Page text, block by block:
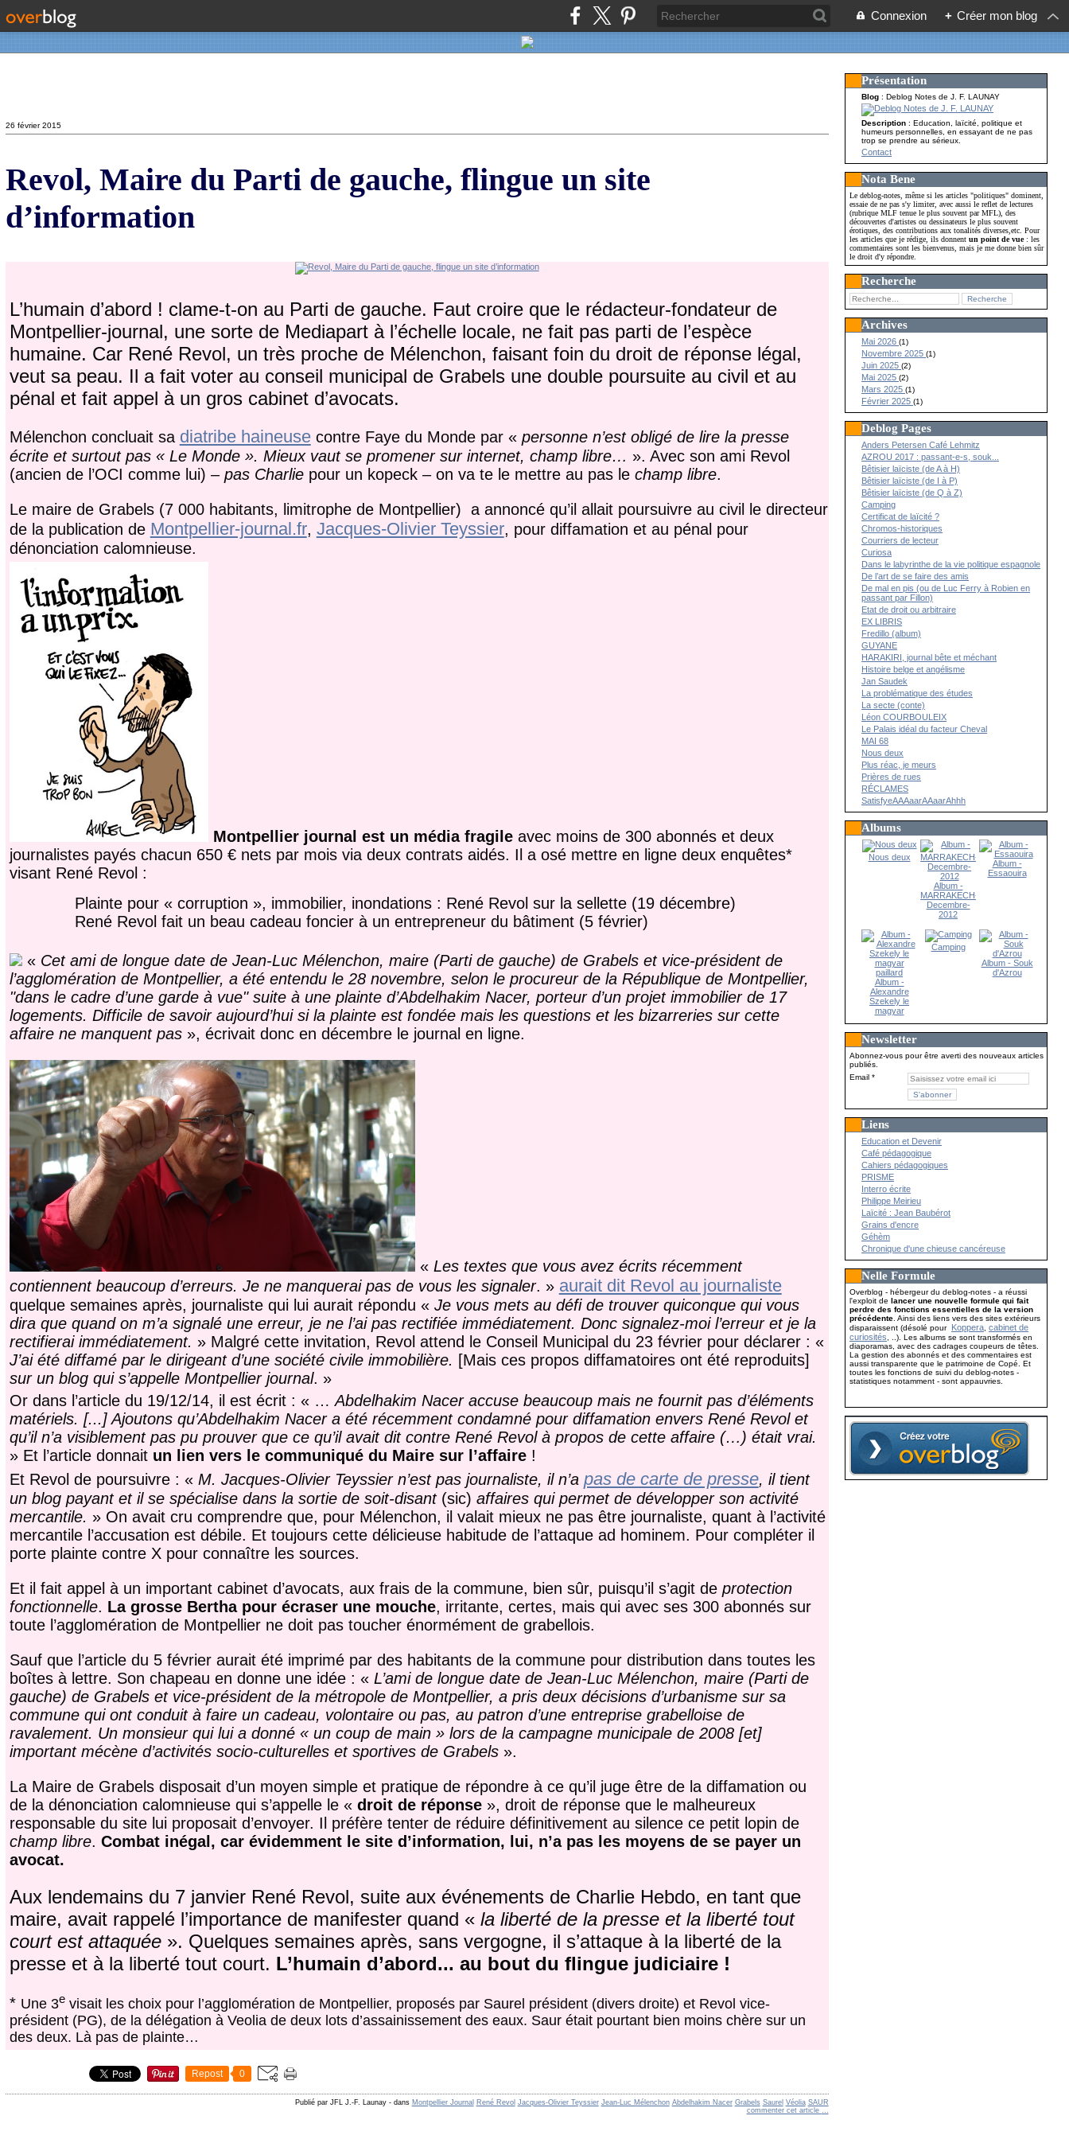
Connexion + Créer mon blog
26 février 2015
Revol, Maire du Parti de gauche, flingue un site
d’information
L’humain d’abord ! clame-t-on au Parti de gauche. Faut croire que le rédacteur-fondateur de
Montpellier-journal, une sorte de Mediapart à l’échelle locale, ne fait pas parti de l’espèce
humaine. Car René Revol, un très proche de Mélenchon, faisant foin du droit de réponse légal,
veut sa peau. Il a fait voter au conseil municipal de Grabels une double poursuite au civil et au
pénal et fait appel à un gros cabinet d’avocats.
Mélenchon concluait sa diatribe haineusecontre Faye du Monde par « personne n’est obligé de lire la presse
écrite et surtout pas « Le Monde ». Mieux vaut se promener sur internet, champ libre… ». Avec son ami Revol
(ancien de l’OCI comme lui) – pas Charliepour un kopeck – on va te le mettre au pas le champ libre.
Le maire de Grabels (7 000 habitants, limitrophe de Montpellier) a annoncé qu’il allait poursuivre au civil le directeur
de la publication de Montpellier-journal.fr, Jacques-Olivier Teyssier, pour diffamation et au pénal pour
dénonciation calomnieuse.
Montpellier journal est un média fragileavec moins de 300 abonnés et deux
journalistes payés chacun 650 € nets par mois via deux contrats aidés. Il a osé mettre en ligne deux enquêtes*
visant René Revol :
Plainte pour « corruption », immobilier, inondations : René Revol sur la sellette (19 décembre)
René Revol fait un beau cadeau foncier à un entrepreneur du bâtiment (5 février)
« Cet ami de longue date de Jean-Luc Mélenchon, maire (Parti de gauche) de Grabels et vice-président de
l’agglomération de Montpellier, a été entendu le 28 novembre, selon le procureur de la République de Montpellier,
"dans le cadre d’une garde à vue" suite à une plainte d’Abdelhakim Nacer, porteur d’un projet immobilier de 17
logements. Difficile de savoir aujourd’hui si la plainte est fondée mais les questions et les bizarreries sur cette
affaire ne manquent pas», écrivait donc en décembre le journal en ligne.
« Les textes que vous avez écrits récemment
contiennent beaucoup d’erreurs. Je ne manquerai pas de vous les signaler. » aurait dit Revol au journaliste
quelque semaines après, journaliste qui lui aurait répondu « Je vous mets au défi de trouver quiconque qui vous
dira que quand on m’a signalé une erreur, je ne l’ai pas rectifiée immédiatement. Donc signalez-moi l’erreur et je la
rectifierai immédiatement. » Malgré cette invitation, Revol attend le Conseil Municipal du 23 février pour déclarer : «
J’ai été diffamé par le dirigeant d’une société civile immobilière. [Mais ces propos diffamatoires ont été reproduits]
sur un blog qui s’appelle Montpellier journal. »
Or dans l’article du 19/12/14, il est écrit : « …Abdelhakim Nacer accuse beaucoup mais ne fournit pas d’éléments
matériels. [...] Ajoutons qu’Abdelhakim Nacer a été récemment condamné pour diffamation envers René Revol et
qu’il n’a visiblement pas pu prouver que ce qu’il avait dit contre René Revol à propos de cette affaire (…) était vrai.
» Et l’article donnait un lien vers le communiqué du Maire sur l’affaire !
Et Revol de poursuivre : « M. Jacques-Olivier Teyssier n’est pas journaliste, il n’a pas de carte de presse, il tient
un blog payant et il se spécialise dans la sortie de soit-disant (sic) affaires qui permet de développer son activité
mercantile. » On avait cru comprendre que, pour Mélenchon, il valait mieux ne pas être journaliste, quant à l’activité
mercantile l’accusation est débile. Et toujours cette délicieuse habitude de l’attaque ad hominem. Pour compléter il
porte plainte contre X pour connaître les sources.
Et il fait appel à un important cabinet d’avocats, aux frais de la commune, bien sûr, puisqu’il s’agit de protection
fonctionnelle. La grosse Bertha pour écraser une mouche, irritante, certes, mais qui avec ses 300 abonnés sur
toute l’agglomération de Montpellier ne doit pas toucher énormément de grabellois.
Sauf que l’article du 5 février aurait été imprimé par des habitants de la commune pour distribution dans toutes les
boîtes à lettre. Son chapeau en donne une idée : « L’ami de longue date de Jean-Luc Mélenchon, maire (Parti de
gauche) de Grabels et vice-président de la métropole de Montpellier, a pris deux décisions d’urbanisme sur sa
commune qui ont conduit à faire un cadeau, volontaire ou pas, au patron d’une entreprise grabelloise de
ravalement. Un monsieur qui lui a donné « un coup de main » lors de la campagne municipale de 2008 [et]
important mécène d’activités socio-culturelles et sportives de Grabels ».
La Maire de Grabels disposait d’un moyen simple et pratique de répondre à ce qu’il juge être de la diffamation ou
de la dénonciation calomnieuse qui s’appelle le « droit de réponse», droit de réponse que le malheureux
responsable du site lui proposait d’envoyer. Il préfère tenter de réduire définitivement au silence ce petit lopin de
champ libre. Combat inégal, car évidemment le site d’information, lui, n’a pas les moyens de se payer un
avocat.
Aux lendemains du 7 janvier René Revol, suite aux événements de Charlie Hebdo, en tant que
maire, avait rappelé l’importance de manifester quand « la liberté de la presse et la liberté tout
court est attaquée». Quelques semaines après, sans vergogne, il s’attaque à la liberté de la
presse et à la liberté tout court. L’humain d’abord... au bout du flingue judiciaire !
* Une 3evisait les choix pour l’agglomération de Montpellier, proposés par Saurel président (divers droite) et Revol vice-
président (PG), de la délégation à Veolia de deux lots d’assainissement des eaux. Saur était pourtant bien moins chère sur un
des deux. Là pas de plainte…
Repost 0
Publié par JFL J.-F. Launay -dans Montpellier Journal René Revol Jacques-Olivier Teyssier Jean-Luc Mélenchon Abdelhakim Nacer Grabels Saurel Véolia SAUR
commenter cet article …
Présentation
Blog : Deblog Notes de J. F. LAUNAY
Description: Education, laïcité, politique et
humeurs personnelles, en essayant de ne pas
trop se prendre au sérieux.
Contact
Nota Bene
Le deblog-notes, même si les articles "politiques" dominent,
essaie de ne pas s'y limiter, avec aussi le reflet de lectures
(rubrique MLF tenue le plus souvent par MFL), des
découvertes d'artistes ou dessinateurs le plus souvent
érotiques, des contributions aux tonalités diverses,etc. Pour
les articles que je rédige, ils donnentun point de vue: les
commentaires sont les bienvenus, mais je me donne bien sûr
le droit d'y répondre.
Recherche
Archives
Mai 2026(1)
Novembre 2025(1)
Juin 2025(2)
Mai 2025(2)
Mars 2025(1)
Février 2025(1)
Deblog Pages
Anders Petersen Café Lehmitz
AZROU 2017 : passant-e-s, souk...
Bêtisier laïciste (de A à H)
Bêtisier laïciste (de I à P)
Bêtisier laïciste (de Q à Z)
Camping
Certificat de laïcité ?
Chromos-historiques
Courriers de lecteur
Curiosa
Dans le labyrinthe de la vie politique espagnole
De l’art de se faire des amis
De mal en pis (ou de Luc Ferry à Robien en
passant par Fillon)
Etat de droit ou arbitraire
EX LIBRIS
Fredillo (album)
GUYANE
HARAKIRI, journal bête et méchant
Histoire belge et angélisme
Jan Saudek
La problématique des études
La secte (conte)
Léon COURBOULEIX
Le Palais idéal du facteur Cheval
MAI 68
Nous deux
Plus réac, je meurs
Prières de rues
RÉCLAMES
SatisfyeAAAaarAAaarAhhh
Albums
Nous deux
Album -
MARRAKECH-
Decembre-
2012
Album -
Essaouira
Album -
Alexandre
Szekely le
magyar
Camping
Album - Souk
d'Azrou
Newsletter
Abonnez-vous pour être averti des nouveaux articles
publiés.
Email
Liens
Education et Devenir
Café pédagogique
Cahiers pédagogiques
PRISME
Interro écrite
Philippe Meirieu
Laïcité : Jean Baubérot
Grains d'encre
Géhèm
Chronique d'une chieuse cancéreuse
Nelle Formule
Overblog - hébergeur du deblog-notes - a réussi
l'exploit delancer une nouvelle formule qui fait
perdre des fonctions essentielles de la version
précédente . Ainsi des liens vers des sites extérieurs
disparaissent (désolé pour Koppera ,cabinet de
curiosités , ..). Les albums se sont transformés en
diaporamas, avec des cadrages coupeurs de têtes.
La gestion des abonnés et des commentaires est
aussi transparente que le patrimoine de Copé. Et
toutes les fonctions de suivi du deblog-notes -
statistiques notamment - sont appauvries.